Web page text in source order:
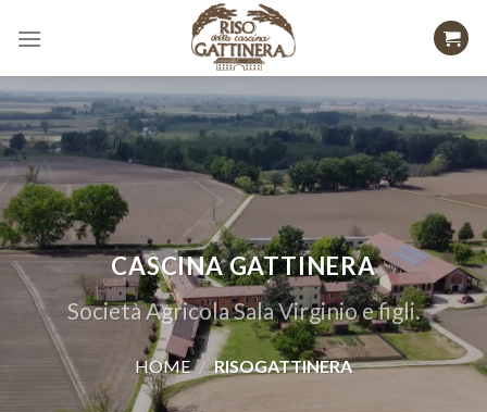
CASCINA GATTINERA
Società Agricola Sala Virginio e figli.
HOME / RISOGATTINERA